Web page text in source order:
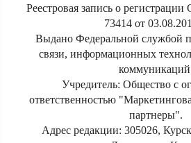
Реестровая запись о
73414 от
Выдано Федеральной службой
связи, информационных
Учредитель: Общество с
ответственностью
партнеры".
Адрес редакции: 305026,